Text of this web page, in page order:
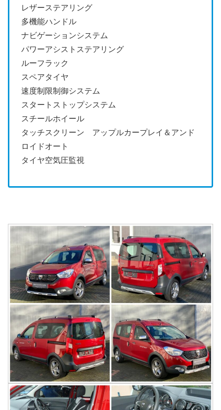
レザーステアリング
多機能ハンドル
ナビゲーションシステム
パワーアシストステアリング
ルーフラック
スペアタイヤ
速度制限制御システム
スタートストップシステム
スチールホイール
タッチスクリーン アップルカープレイ＆アンド
ロイドオート
タイヤ空気圧監視